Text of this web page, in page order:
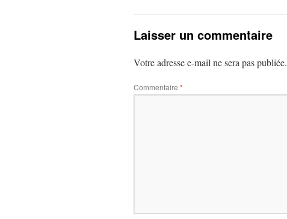
Laisser un commentaire
Votre adresse e-mail ne sera pas publiée.
Commentaire *